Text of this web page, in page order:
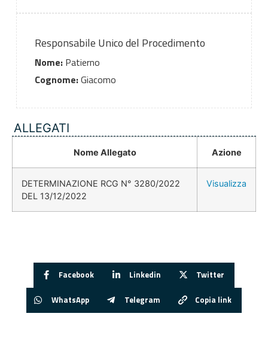
Responsabile Unico del Procedimento
Nome:Patierno
Cognome:Giacomo
ALLEGATI
Nome Allegato Azione
DETERMINAZIONE RCG N° 3280/2022
DEL 13/12/2022
Visualizza
Facebook Linkedin Twitter
WhatsApp Telegram Copia link